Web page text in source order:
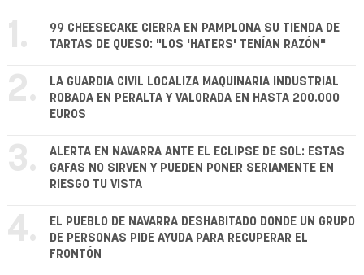
1.
99 CHEESECAKE CIERRA EN PAMPLONA SU TIENDA DE
TARTAS DE QUESO: "LOS 'HATERS' TENÍAN RAZÓN"
2.
LA GUARDIA CIVIL LOCALIZA MAQUINARIA INDUSTRIAL
ROBADA EN PERALTA Y VALORADA EN HASTA 200.000
EUROS
3.
ALERTA EN NAVARRA ANTE EL ECLIPSE DE SOL: ESTAS
GAFAS NO SIRVEN Y PUEDEN PONER SERIAMENTE EN
RIESGO TU VISTA
4.
EL PUEBLO DE NAVARRA DESHABITADO DONDE UN GRUPO
DE PERSONAS PIDE AYUDA PARA RECUPERAR EL
FRONTÓN